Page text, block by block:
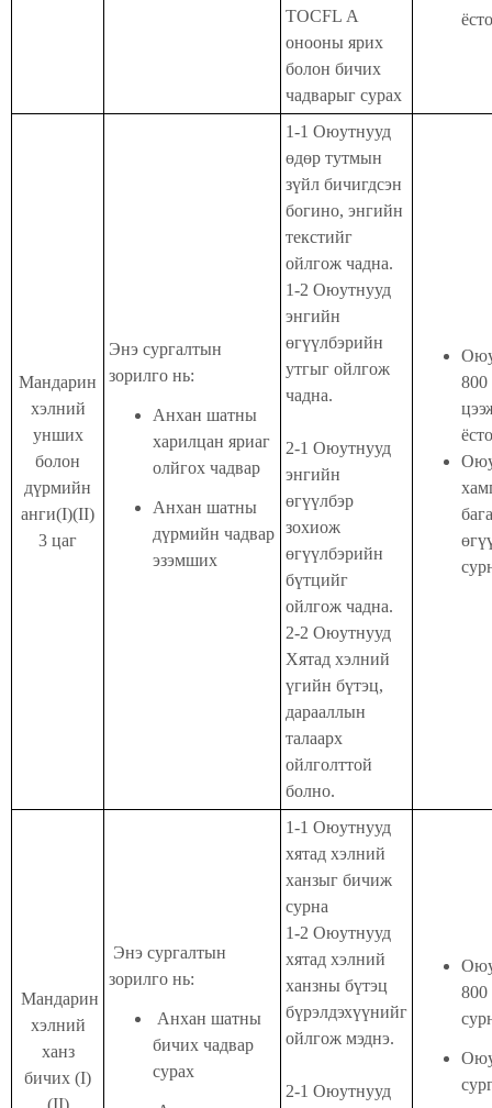
TOCFL А
онооны ярих
болон бичих
чадварыг сурах
Мандарин
хэлний
унших
болон
дүрмийн
анги(I)(II)
3 цаг
Энэ сургалтын
зорилго нь:
Анхан шатны
харилцан яриаг
олйгох чадвар
Анхан шатны
дүрмийн чадвар
эзэмших
1-1 Оюутнууд
өдөр тутмын
зүйл бичигдсэн
богино, энгийн
текстийг
ойлгож чадна.
1-2 Оюутнууд
энгийн
өгүүлбэрийн
утгыг ойлгож
чадна.
2-1 Оюутнууд
энгийн
өгүүлбэр
зохиож
өгүүлбэрийн
бүтцийг
ойлгож чадна.
2-2 Оюутнууд
Хятад хэлний
үгийн бүтэц,
дарааллын
талаарх
ойлголттой
болно.
800
Мандарин
хэлний
ханз
бичих (I)
(II)
Энэ сургалтын
зорилго нь:
Анхан шатны
бичих чадвар
сурах
1-1 Оюутнууд
хятад хэлний
ханзыг бичиж
сурна
1-2 Оюутнууд
хятад хэлний
ханзны бүтэц
бүрэлдэхүүнийг
ойлгож мэднэ.
2-1 Оюутнууд
800